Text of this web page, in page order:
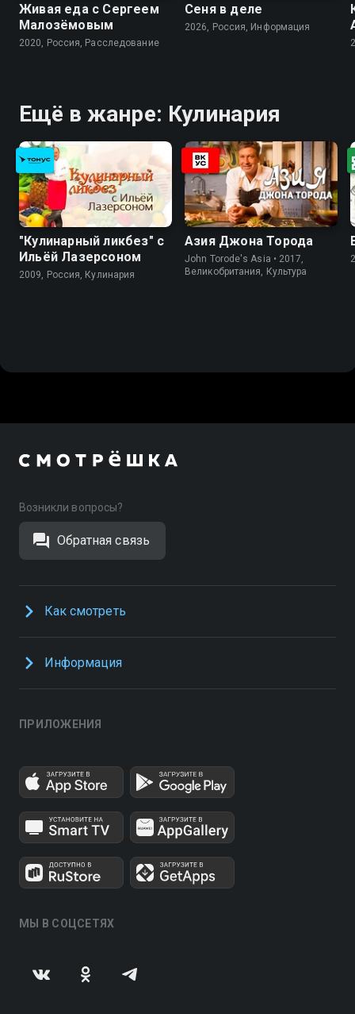
Живая еда с Сергеем
Малозёмовым
2020, Россия, Расследование
Сеня в деле
2026, Россия, Информация
Ещё в жанре: Кулинария
"Кулинарный ликбез" с
Ильёй Лазерсоном
2009, Россия, Кулинария
Азия Джона Торода
John Torode's Asia • 2017,
Великобритания, Культура
Возникли вопросы?
Обратная связь
Как смотреть
Информация
ПРИЛОЖЕНИЯ
МЫ В СОЦСЕТЯХ